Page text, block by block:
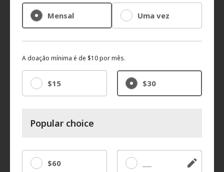
Mensal Uma vez
A doação mínima é de $10 por mês.
$15 $30
Popular choice
$60 Outro